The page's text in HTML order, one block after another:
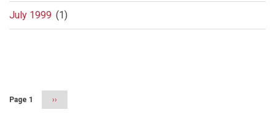
July 1999 (1)
Page 1
Next
››